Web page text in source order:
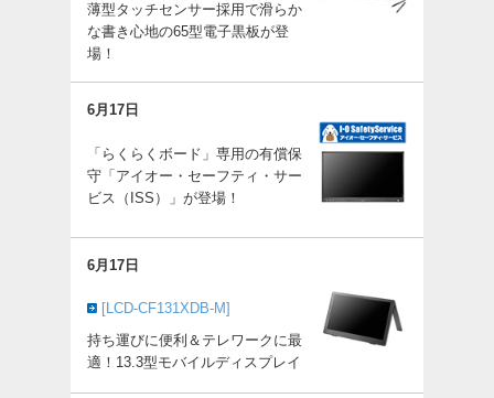
薄型タッチセンサー採用で滑らか
な書き心地の65型電子黒板が登
場！
6月17日
「らくらくボード」専用の有償保
守「アイオー・セーフティ・サー
ビス（ISS）」が登場！
6月17日
[LCD-CF131XDB-M]
持ち運びに便利＆テレワークに最
適！13.3型モバイルディスプレイ